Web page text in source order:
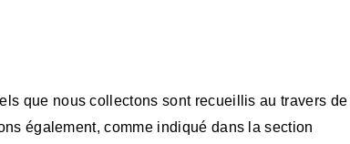
que nous collectons sont recueillis au travers
également, comme indiqué dans la section